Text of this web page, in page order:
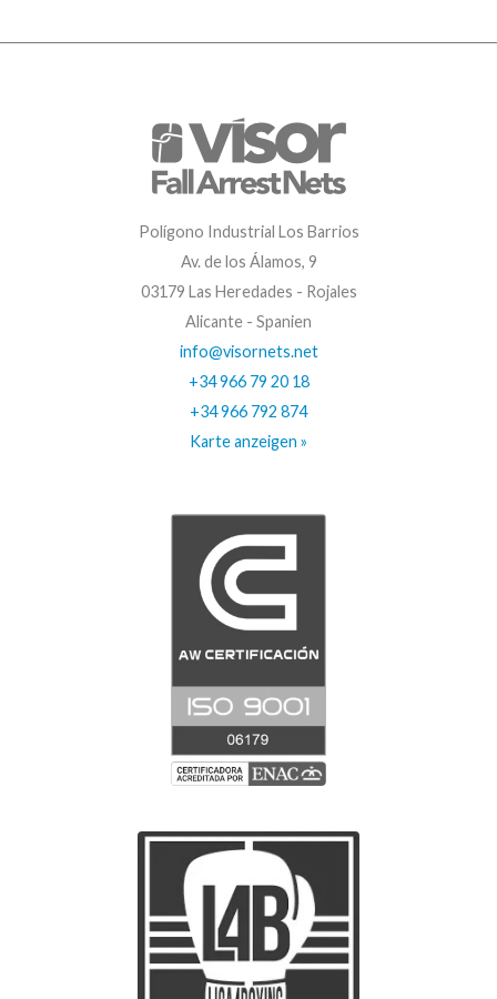
Polígono Industrial Los Barrios
Av. de los Álamos, 9
03179 Las Heredades - Rojales
Alicante - Spanien
info@visornets.net
+34 966 79 20 18
+34 966 792 874
Karte anzeigen »